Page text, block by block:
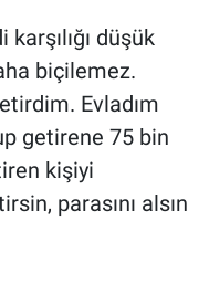
düşük
biçilemez.
Evladım
getirene 75 bin
kişiyi
parasını alsın